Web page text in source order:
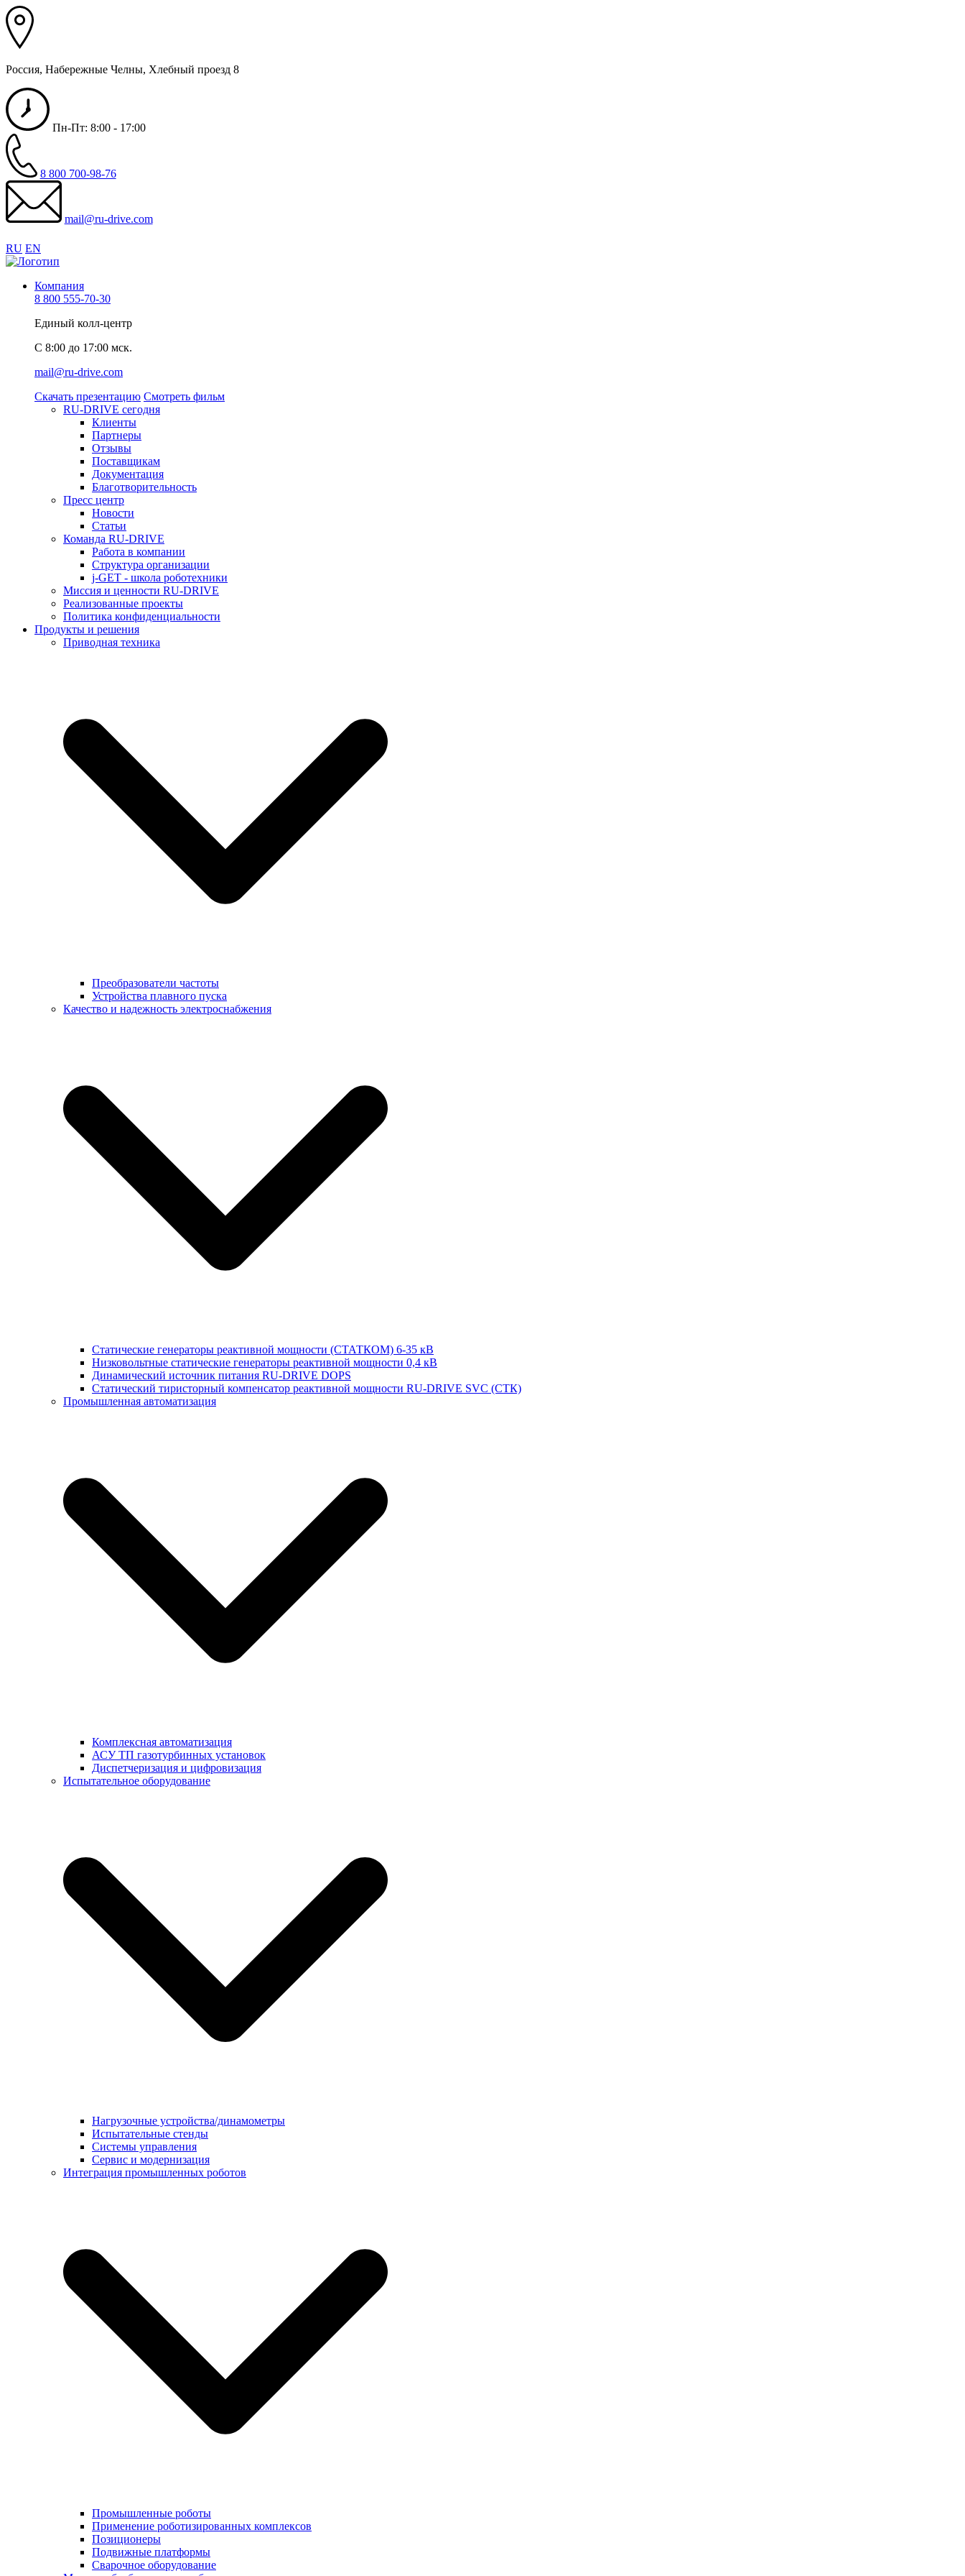
Россия, Набережные Челны, Хлебный проезд 8
Пн-Пт: 8:00 - 17:00
8 800 700-98-76
mail@ru-drive.com
RU EN
Компания
8 800 555-70-30
Единый колл-центр
C 8:00 до 17:00 мск.
mail@ru-drive.com
Скачать презентацию Смотреть фильм
RU-DRIVE сегодня
Клиенты
Партнеры
Отзывы
Поставщикам
Документация
Благотворительность
Пресс центр
Новости
Статьи
Команда RU-DRIVE
Работа в компании
Структура организации
j-GET - школа роботехники
Миссия и ценности RU-DRIVE
Реализованные проекты
Политика конфиденциальности
Продукты и решения
Приводная техника
Преобразователи частоты
Устройства плавного пуска
Качество и надежность электроснабжения
Статические генераторы реактивной мощности (СТАТКОМ) 6-35 кВ
Низковольтные статические генераторы реактивной мощности 0,4 кВ
Динамический источник питания RU-DRIVE DOPS
Cтатический тиристорный компенсатор реактивной мощности RU-DRIVE SVC (СТК)
Промышленная автоматизация
Комплексная автоматизация
АСУ ТП газотурбинных установок
Диспетчеризация и цифровизация
Испытательное оборудование
Нагрузочные устройства/динамометры
Испытательные стенды
Системы управления
Сервис и модернизация
Интеграция промышленных роботов
Промышленные роботы
Применение роботизированных комплексов
Позиционеры
Подвижные платформы
Сварочное оборудование